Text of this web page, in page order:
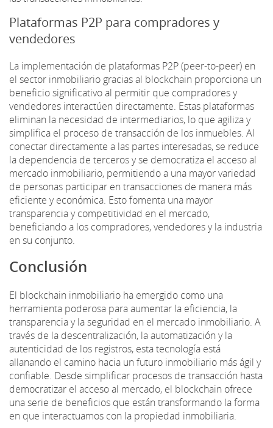
Plataformas P2P para compradores y
vendedores
La implementación de plataformas P2P (peer-to-peer) en
el sector inmobiliario gracias al blockchain proporciona un
beneficio significativo al permitir que compradores y
vendedores interactúen directamente. Estas plataformas
eliminan la necesidad de intermediarios, lo que agiliza y
simplifica el proceso de transacción de los inmuebles. Al
conectar directamente a las partes interesadas, se reduce
la dependencia de terceros y se democratiza el acceso al
mercado inmobiliario, permitiendo a una mayor variedad
de personas participar en transacciones de manera más
eficiente y económica. Esto fomenta una mayor
transparencia y competitividad en el mercado,
beneficiando a los compradores, vendedores y la industria
en su conjunto.
Conclusión
El blockchain inmobiliario ha emergido como una
herramienta poderosa para aumentar la eficiencia, la
transparencia y la seguridad en el mercado inmobiliario. A
través de la descentralización, la automatización y la
autenticidad de los registros, esta tecnología está
allanando el camino hacia un futuro inmobiliario más ágil y
confiable. Desde simplificar procesos de transacción hasta
democratizar el acceso al mercado, el blockchain ofrece
una serie de beneficios que están transformando la forma
en que interactuamos con la propiedad inmobiliaria.